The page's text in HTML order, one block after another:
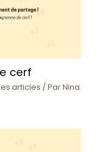
cerf
articles / ParNina